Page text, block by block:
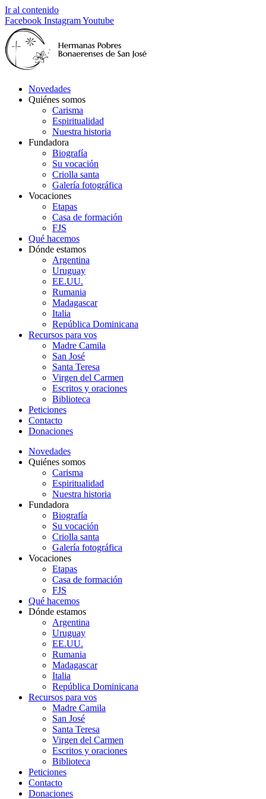
Ir al contenido
Facebook InstagramYoutube
Novedades
Quiénes somos
Carisma
Espiritualidad
Nuestra historia
Fundadora
Biografía
Su vocación
Criolla santa
Galería fotográfica
Vocaciones
Etapas
Casa de formación
FJS
Qué hacemos
Dónde estamos
Argentina
Uruguay
EE.UU.
Rumania
Madagascar
Italia
República Dominicana
Recursos para vos
Madre Camila
San José
Santa Teresa
Virgen del Carmen
Escritos y oraciones
Biblioteca
Peticiones
Contacto
Donaciones
Novedades
Quiénes somos
Carisma
Espiritualidad
Nuestra historia
Fundadora
Biografía
Su vocación
Criolla santa
Galería fotográfica
Vocaciones
Etapas
Casa de formación
FJS
Qué hacemos
Dónde estamos
Argentina
Uruguay
EE.UU.
Rumania
Madagascar
Italia
República Dominicana
Recursos para vos
Madre Camila
San José
Santa Teresa
Virgen del Carmen
Escritos y oraciones
Biblioteca
Peticiones
Contacto
Donaciones